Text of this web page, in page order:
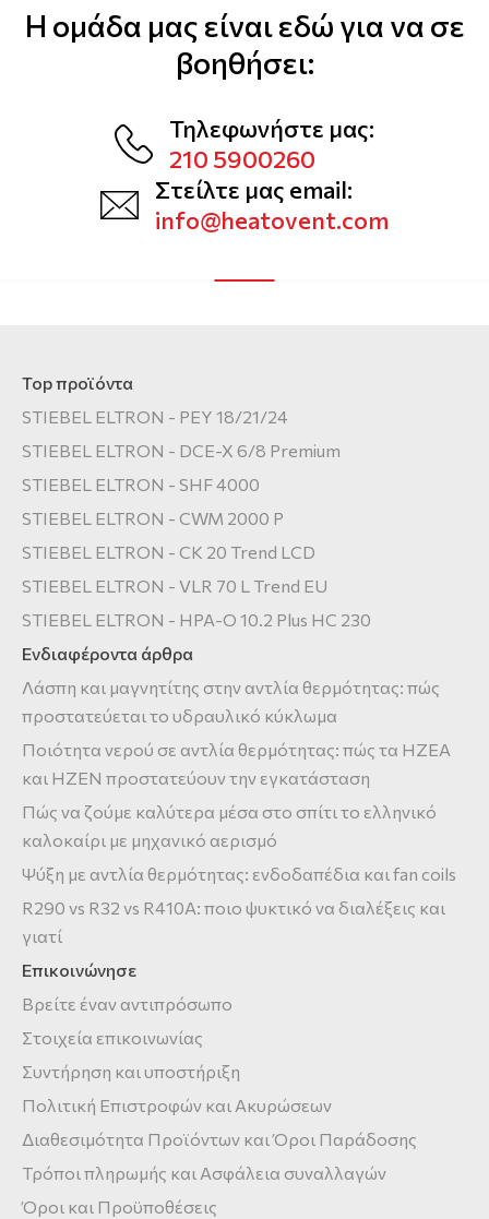
Αερόθερμα
Μοντέλα και τεχνικά χαρακτηριστικά
Αξεσουάρ και εξοπλισμός HPnext
Εργαλεία επιλογής & υπολογισμού
Εταιρείες
Οδηγοί Επιλογής
Η ομάδα μας είναι εδώ για να σε
βοηθήσει:
Τηλεφωνήστε μας:
210 5900260
Στείλτε μας email:
info@heatovent.com
Top προϊόντα
STIEBEL ELTRON - PEY 18/21/24
STIEBEL ELTRON - DCE-X 6/8 Premium
STIEBEL ELTRON - SHF 4000
STIEBEL ELTRON - CWM 2000 P
STIEBEL ELTRON - CK 20 Trend LCD
STIEBEL ELTRON - VLR 70 L Trend EU
STIEBEL ELTRON - HPA-O 10.2 Plus HC 230
Ενδιαφέροντα άρθρα
Λάσπη και μαγνητίτης στην αντλία θερμότητας: πώς
προστατεύεται το υδραυλικό κύκλωμα
Ποιότητα νερού σε αντλία θερμότητας: πώς τα HZEA
και HZEN προστατεύουν την εγκατάσταση
Πώς να ζούμε καλύτερα μέσα στο σπίτι το ελληνικό
καλοκαίρι με μηχανικό αερισμό
Ψύξη με αντλία θερμότητας: ενδοδαπέδια και fan coils
R290 vs R32 vs R410A: ποιο ψυκτικό να διαλέξεις και
γιατί
Επικοινώνησε
Βρείτε έναν αντιπρόσωπο
Στοιχεία επικοινωνίας
Συντήρηση και υποστήριξη
Πολιτική Επιστροφών και Ακυρώσεων
Διαθεσιμότητα Προϊόντων και Όροι Παράδοσης
Τρόποι πληρωμής και Ασφάλεια συναλλαγών
Όροι και Προϋποθέσεις